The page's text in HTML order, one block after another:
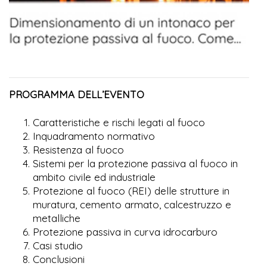
PROGRAMMA DELL’EVENTO
Caratteristiche e rischi legati al fuoco
Inquadramento normativo
Resistenza al fuoco
Sistemi per la protezione passiva al fuoco in
ambito civile ed industriale
Protezione al fuoco (REI) delle strutture in
muratura, cemento armato, calcestruzzo e
metalliche
Protezione passiva in curva idrocarburo
Casi studio
Conclusioni